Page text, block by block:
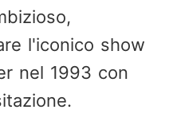
l'iconico show
nel 1993 con